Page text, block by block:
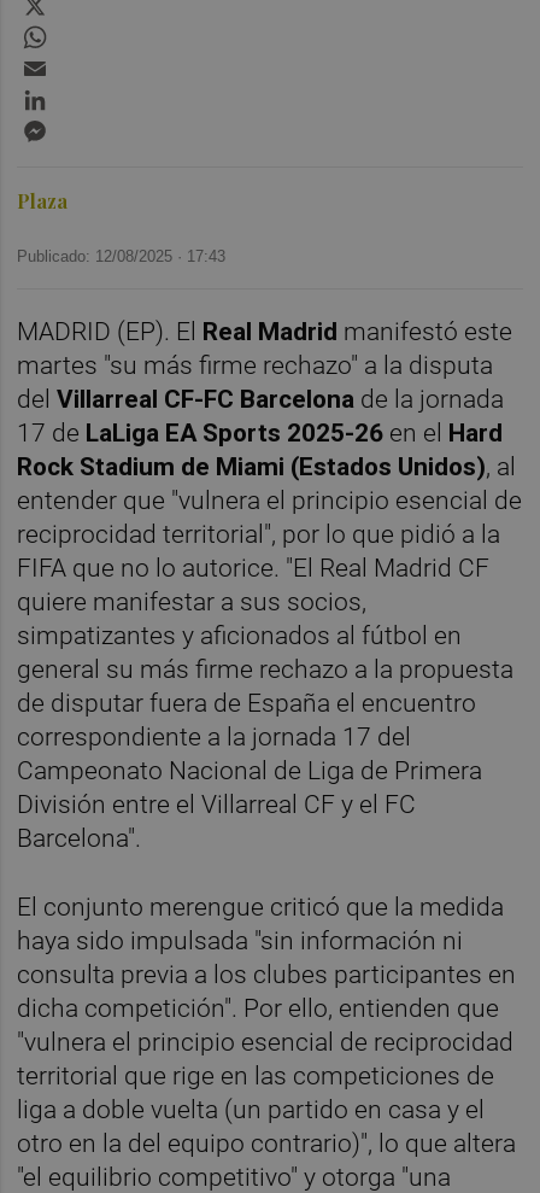
Plaza
Publicado: 12/08/2025 · 17:43
MADRID (EP). El Real Madrid manifestó este
martes "su más firme rechazo" a la disputa
delVillarreal CF-FC Barcelona de la jornada
17 de LaLiga EA Sports 2025-26 en el Hard
Rock Stadium de Miami (Estados Unidos), al
entender que "vulnera el principio esencial de
reciprocidad territorial", por lo que pidió a la
FIFA que no lo autorice. "El Real Madrid CF
quiere manifestar a sus socios,
simpatizantes y aficionados al fútbol en
general su más firme rechazo a la propuesta
de disputar fuera de España el encuentro
correspondiente a la jornada 17 del
Campeonato Nacional de Liga de Primera
División entre el Villarreal CF y el FC
Barcelona".
El conjunto merengue criticó que la medida
haya sido impulsada "sin información ni
consulta previa a los clubes participantes en
dicha competición". Por ello, entienden que
"vulnera el principio esencial de reciprocidad
territorial que rige en las competiciones de
liga a doble vuelta (un partido en casa y el
otro en la del equipo contrario)", lo que altera
"el equilibrio competitivo" y otorga "una